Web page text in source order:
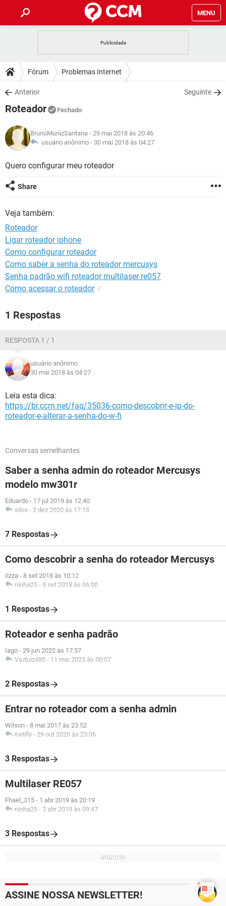
MENU
CELULAR FACEBOOK
OUTLOOK
INSTAGRAM
GUIA DE COMPRAS
DICAS
JOGOS WHATSAPP
INSTAGRAM GMAIL
GUIA DE COMPRAS
DOWNLOADS
JOGOS
CELULAR
OUTLOOK EXCEL
INSTAGRAM
JOGOS WHATSAPP
CELULAR
OUTLOOK
INSTAGRAM
GLOSSÁRIO
INSTAGRAM
GUIA DE COMPRAS
Fórum Problemas Internet
Anterior Seguinte
Roteador Fechado
BrunoMunizSantana - 29 mai 2018 às 20:46
usuário anônimo - 30 mai 2018 às 04:27
Quero configurar meu roteador
Share
Veja também:
Roteador
Ligar roteador iphone
Como configurar roteador
Como saber a senha do roteador mercusys
Senha padrão wifi roteador multilaser re057
Como acessar o roteador ✓
1 Respostas
RESPOSTA 1 / 1
usuário anônimo
30 mai 2018 às 04:27
Leia esta dica:
https://br.ccm.net/faq/35036-como-descobrir-e-ip-do-
roteador-e-alterar-a-senha-do-w-fi
Conversas semelhantes
Saber a senha admin do roteador Mercusys
modelo mw301r
Eduardo - 17 jul 2019 às 12:40
silva - 2 dez 2020 às 17:18
7 Respostas
Como descobrir a senha do roteador Mercusys
Ilzza - 8 set 2018 às 10:12
ninha25 - 9 set 2018 às 06:00
1 Respostas
Roteador e senha padrão
Iago - 29 jun 2022 às 17:57
Vazluiz480 - 11 mai 2023 às 00:07
2 Respostas
Entrar no roteador com a senha admin
Wilson - 8 mai 2017 às 23:52
Ketilly - 29 out 2020 às 23:06
3 Respostas
Multilaser RE057
Fhael_315 - 1 abr 2019 às 20:19
ninha25 - 2 abr 2019 às 09:47
3 Respostas
ASSINE NOSSA NEWSLETTER!